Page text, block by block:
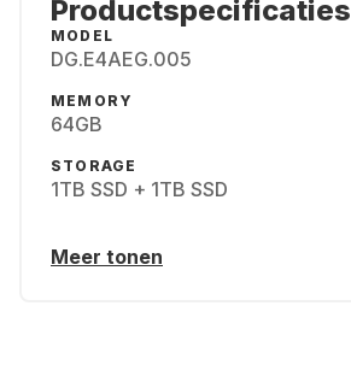
Productspecificaties
MODEL
DG.E4AEG.005
MEMORY
64GB
STORAGE
1TB SSD + 1TB SSD
Meer tonen